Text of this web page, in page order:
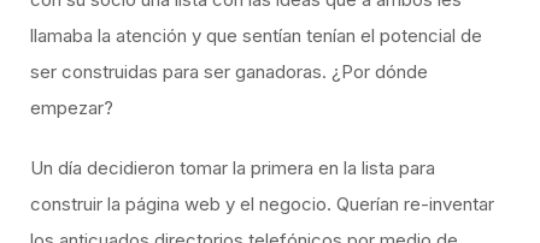
llamaba la atención y que sentían tenían el potencial de
ser construidas para ser ganadoras. ¿Por dónde
empezar?
Un día decidieron tomar la primera en la lista para
construir la página web y el negocio. Querían re-inventar